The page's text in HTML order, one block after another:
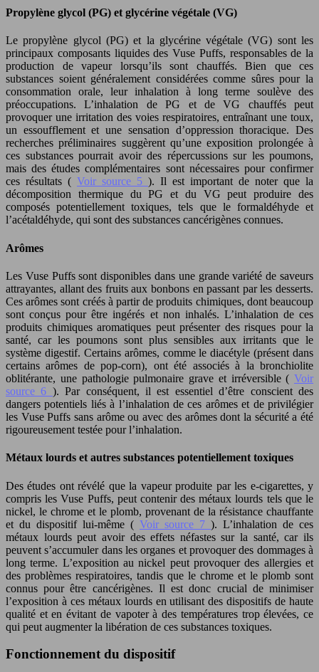
Propylène glycol (PG) et glycérine végétale (VG)
Le propylène glycol (PG) et la glycérine végétale (VG) sont les
principaux composants liquides des Vuse Puffs, responsables de la
production de vapeur lorsqu’ils sont chauffés. Bien que ces
substances soient généralement considérées comme sûres pour la
consommation orale, leur inhalation à long terme soulève des
préoccupations. L’inhalation de PG et de VG chauffés peut
provoquer une irritation des voies respiratoires, entraînant une toux,
un essoufflement et une sensation d’oppression thoracique. Des
recherches préliminaires suggèrent qu’une exposition prolongée à
ces substances pourrait avoir des répercussions sur les poumons,
mais des études complémentaires sont nécessaires pour confirmer
ces résultats ( Voir source 5 ). Il est important de noter que la
décomposition thermique du PG et du VG peut produire des
composés potentiellement toxiques, tels que le formaldéhyde et
l’acétaldéhyde, qui sont des substances cancérigènes connues.
Arômes
Les Vuse Puffs sont disponibles dans une grande variété de saveurs
attrayantes, allant des fruits aux bonbons en passant par les desserts.
Ces arômes sont créés à partir de produits chimiques, dont beaucoup
sont conçus pour être ingérés et non inhalés. L’inhalation de ces
produits chimiques aromatiques peut présenter des risques pour la
santé, car les poumons sont plus sensibles aux irritants que le
système digestif. Certains arômes, comme le diacétyle (présent dans
certains arômes de pop-corn), ont été associés à la bronchiolite
oblitérante, une pathologie pulmonaire grave et irréversible ( Voir
source 6 ). Par conséquent, il est essentiel d’être conscient des
dangers potentiels liés à l’inhalation de ces arômes et de privilégier
les Vuse Puffs sans arôme ou avec des arômes dont la sécurité a été
rigoureusement testée pour l’inhalation.
Métaux lourds et autres substances potentiellement toxiques
Des études ont révélé que la vapeur produite par les e-cigarettes, y
compris les Vuse Puffs, peut contenir des métaux lourds tels que le
nickel, le chrome et le plomb, provenant de la résistance chauffante
et du dispositif lui-même ( Voir source 7 ). L’inhalation de ces
métaux lourds peut avoir des effets néfastes sur la santé, car ils
peuvent s’accumuler dans les organes et provoquer des dommages à
long terme. L’exposition au nickel peut provoquer des allergies et
des problèmes respiratoires, tandis que le chrome et le plomb sont
connus pour être cancérigènes. Il est donc crucial de minimiser
l’exposition à ces métaux lourds en utilisant des dispositifs de haute
qualité et en évitant de vapoter à des températures trop élevées, ce
qui peut augmenter la libération de ces substances toxiques.
Fonctionnement du dispositif